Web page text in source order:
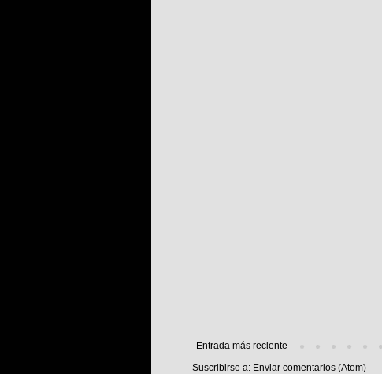
Entrada más reciente
Suscribirse a: Enviar comentarios (Atom)